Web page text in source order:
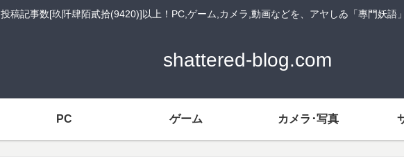
投稿記事数[玖阡肆陌貳拾(9420)]以上！PC,ゲーム,カメラ,動画などを、アヤしゐ「專門妖語
shattered-blog.com
PC ゲーム カメラ･写真